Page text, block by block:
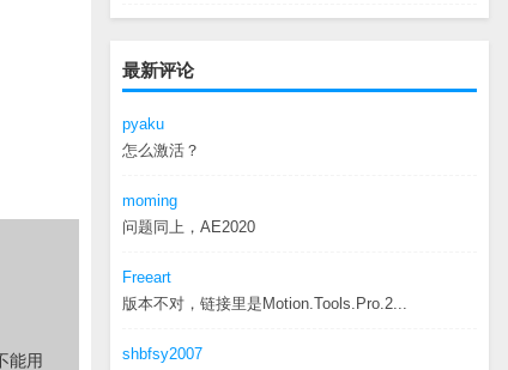
最新评论
pyaku
怎么激活？
moming
问题同上，AE2020
Freeart
版本不对，链接里是Motion.Tools.Pro.2...
shbfsy2007
能用